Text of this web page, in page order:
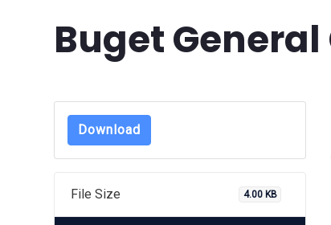
Buget
Download
File Size 4.00 KB